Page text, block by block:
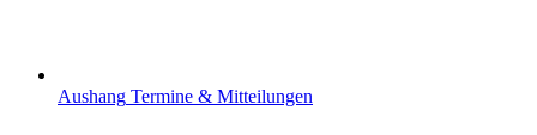
Aushang Termine & Mitteilungen